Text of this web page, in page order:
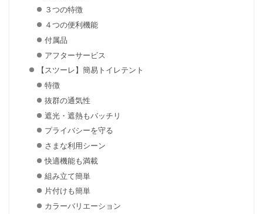
３つの特徴
４つの便利機能
付属品
アフターサービス
【スツーレ】簡易トイレテント
特徴
抜群の通気性
遮光・遮熱もバッチリ
プライバシーを守る
さまな利用シーン
快適機能も満載
組み立て簡単
片付けも簡単
カラーバリエーション